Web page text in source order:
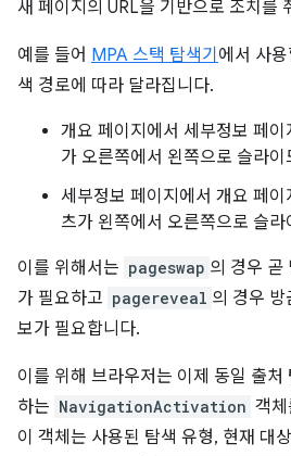
새 페이지의 URL을 기반으로 조치를
예를 들어 MPA 스택 탐색기 에서 사
색 경로에 따라 달라집니다.
개요 페이지에서 세부정보 페
가 오른쪽에서 왼쪽으로 슬라
세부정보 페이지에서 개요 페
츠가 왼쪽에서 오른쪽으로 슬
이를 위해서는 pageswap 의 경우 곧
가 필요하고 pagereveal 의 경우 방
보가 필요합니다.
이를 위해 브라우저는 이제 동일 출처
하는 NavigationActivation 객
이 객체는 사용된 탐색 유형, 현재 대